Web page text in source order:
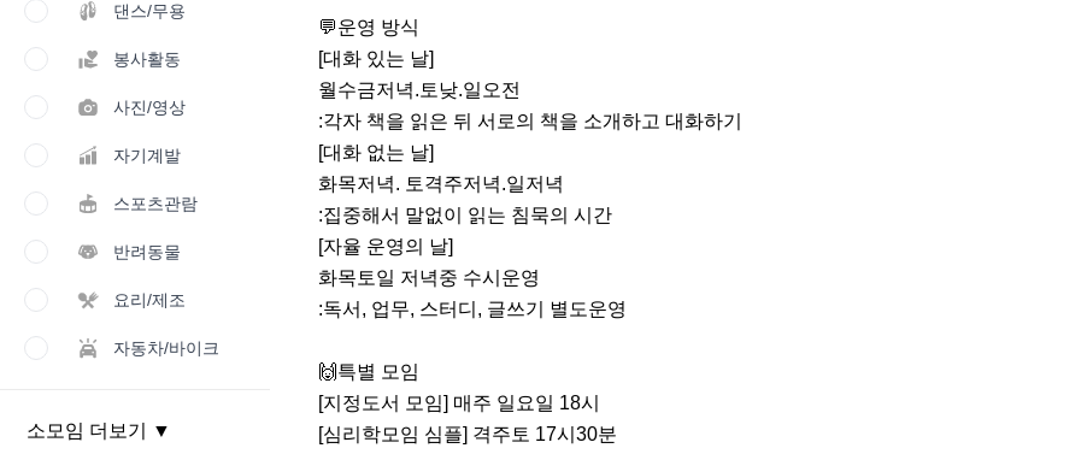
댄스/무용
봉사활동
사진/영상
자기계발
스포츠관람
반려동물
요리/제조
자동차/바이크
소모임 더보기 ▼
💬운영 방식
[대화 있는 날]
월수금저녁.토낮.일오전
:각자 책을 읽은 뒤 서로의 책을 소개하고 대화하기
[대화 없는 날]
화목저녁. 토격주저녁.일저녁
:집중해서 말없이 읽는 침묵의 시간
[자율 운영의 날]
화목토일 저녁중 수시운영
:독서, 업무, 스터디, 글쓰기 별도운영
🙌특별 모임
[지정도서 모임] 매주 일요일 18시
[심리학모임 심플] 격주토 17시30분